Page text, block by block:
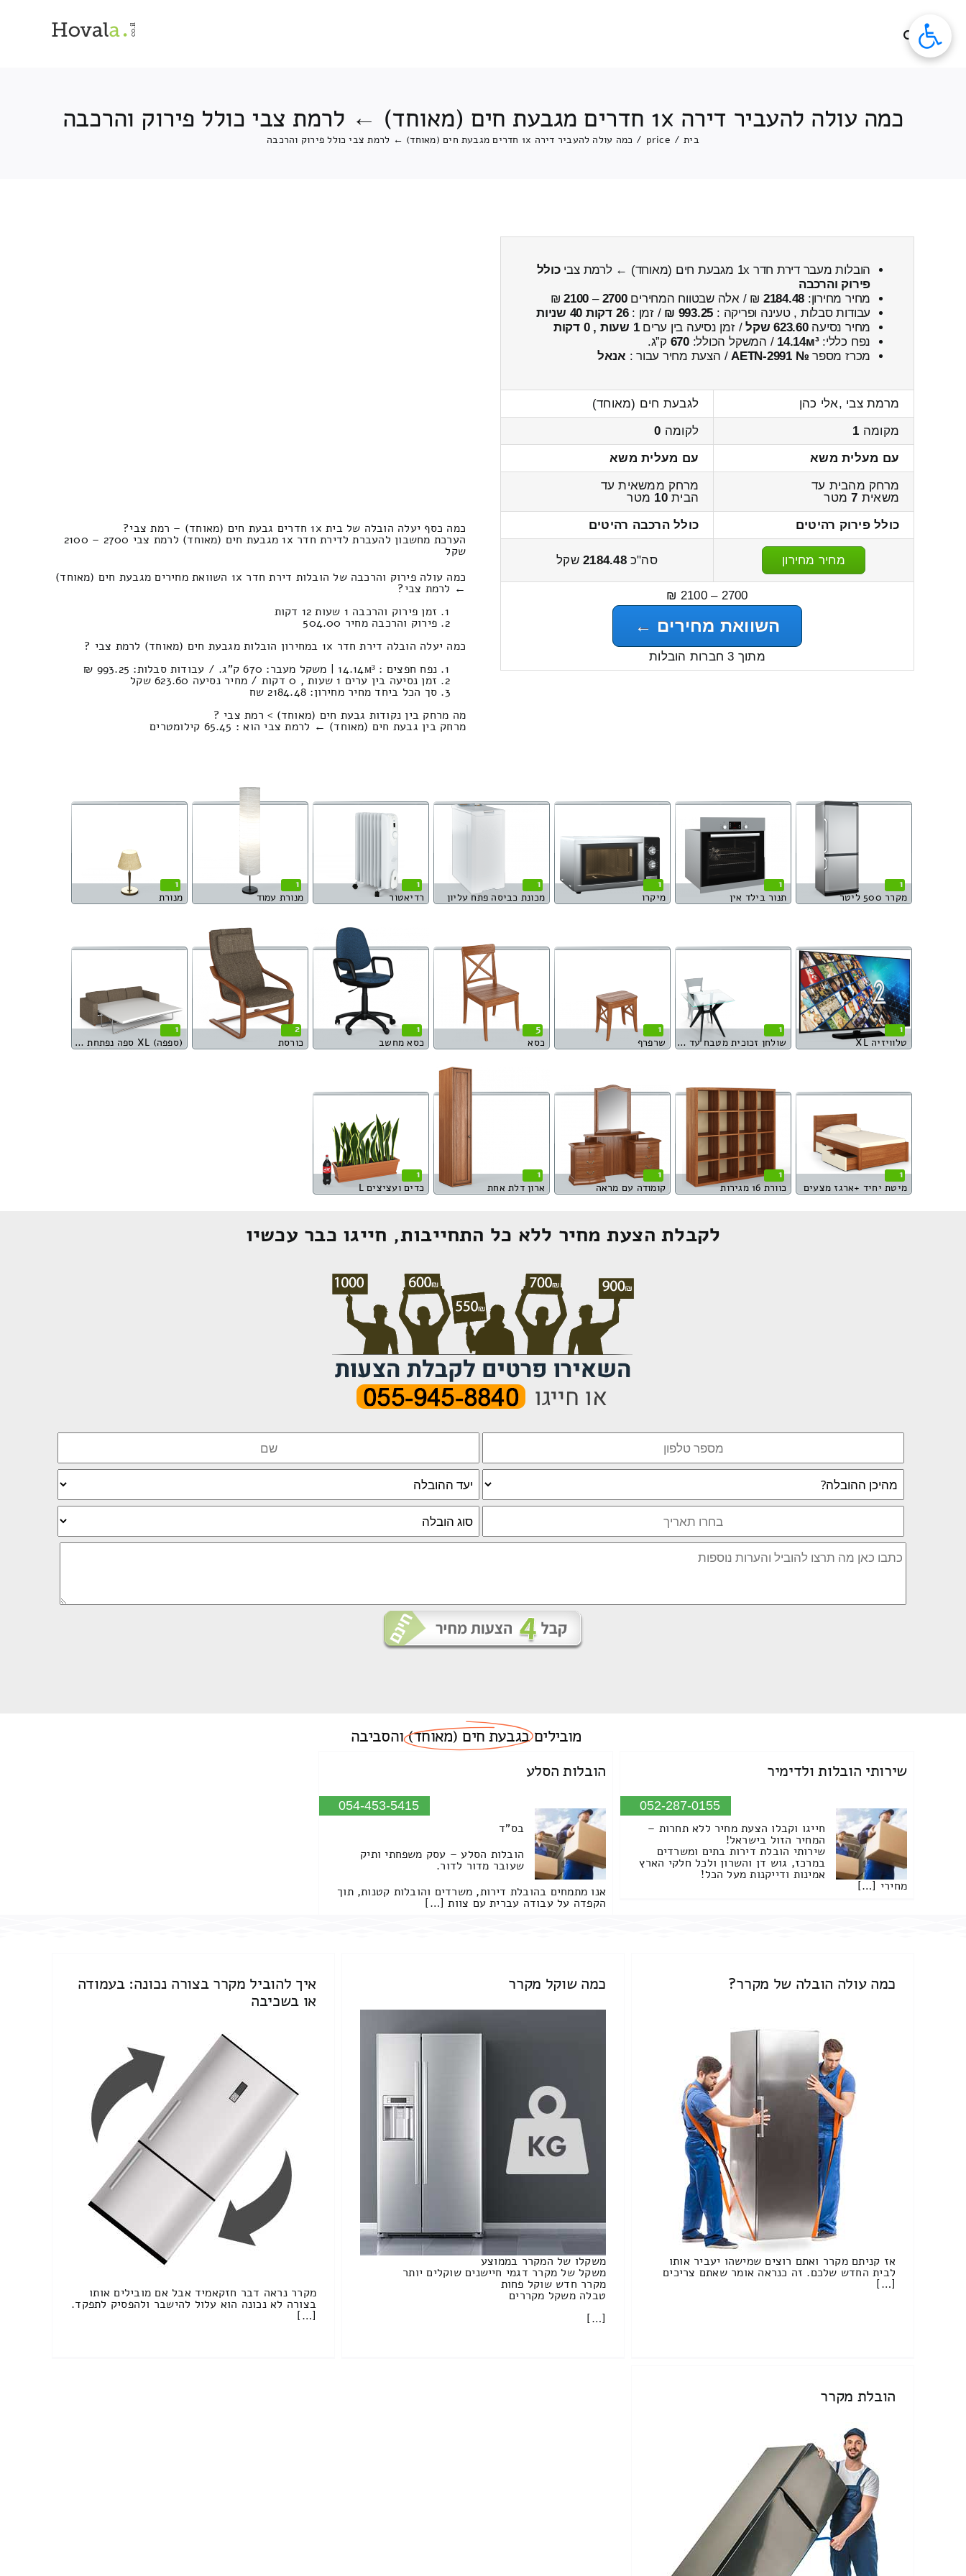
כמה עולה להעביר דירה 1x חדרים מגבעת חים (מאוחד) ← לרמת צבי כולל פירוק והרכבה
בית /
price
/ כמה עולה להעביר דירה 1x חדרים מגבעת חים (מאוחד) ← לרמת צבי כולל פירוק והרכבה
הובלות מעבר דירת חדר 1x מגבעת חים (מאוחד) ← לרמת צבי
כולל
פירוק והרכבה
מחיר מחירון: 2184.48 ₪ / אלה שבטווח המחירים2700
–
2100
₪
עבודות סבלות , טעינה ופריקה : 993.25 ₪ / זמן :26 דקות 40 שניות
מחיר נסיעה623.60 שקל / זמן נסיעה בין ערים1 שעות , 0 דקות
נפח כללי:14.14м³ / המשקל הכולל:670 ק”ג.
מכרז מספר № AETN-2991 / הצעת מחיר עבור : אנאל
מרמת צבי ,אלי כהן
לגבעת חים (מאוחד)
מקומה 1 לקומה 0
עם מעלית משא
עם מעלית משא
מרחק מהבית עד
משאית 7מטר
מרחק ממשאית עד
הבית10 מטר
כולל פירוק רהיטים
כולל הרכבה רהיטים
מחיר מחירון סה"כ2184.48שקל
2700 – 2100 ₪
השוואת מחירים ←
מתוך 3 חברות הובלות
כמה כסף יעלה הובלה של בית 1x חדרים גבעת חים (מאוחד) – רמת צבי?
הערכת מחשבון להעברת לדירת חדר 1x מגבעת חים (מאוחד) לרמת צבי 2700 – 2100
שקל
כמה עולה פירוק והרכבה של הובלות דירת חדר 1x השוואת מחירים מגבעת חים (מאוחד)
← לרמת צבי?
זמן פירוק והרכבה 1 שעות 12 דקות
פירוק והרכבה מחיר 504.00
כמה יעלה הובלה דירת חדר 1x במחירון הובלות מגבעת חים (מאוחד) לרמת צבי ?
נפח חפצים : 14.14м³ | משקל מעבר: 670 ק”ג. / עבודות סבלות: 993.25 ₪
זמן נסיעה בין ערים 1 שעות , 0 דקות / מחיר נסיעה 623.60 שקל
סך הכל ביחד מחיר מחירון: 2184.48 שח
מה מרחק בין נקודות גבעת חים (מאוחד) > רמת צבי ?
מרחק בין גבעת חים (מאוחד) ← לרמת צבי הוא : 65.45 קילומטרים
1
מקרר 500 ליטר
1
תנור בילד אין
1
מיקרו
1
מכונת כביסה פתח עליון
1
רדיאטור
1
מנורת עמוד
1
מנורת
1
טלוויזיה XL
1
שולחן זכוכית מטבח עד 4 סועדים
1
שרפרף
5
כסא
1
כסא מחשב
2
כורסת
1
(ספפה) XL ספה נפתחת למיטה
1
מיטת יחיד +ארגז מצעים
1
כוורת 16 מגירות
1
קומודה עם מראה
1
ארון דלת אחת
1
כדים ועציצים L
לקבלת הצעת מחיר ללא כל התחייבות, חייגו כבר עכשיו
מוביליםבגבעת חים (מאוחד)והסביבה
שירותי הובלות ולדימיר
052-287-0155
חייגו וקבלו הצעת מחיר ללא תחרות –
המחיר הזול בישראל!
שירותי הובלת דירות בתים ומשרדים
במרכז, גוש דן והשרון ולכל חלקי הארץ
אמינות ודייקנות מעל הכל!
מחירי […]
הובלות הסלע
054-453-5415
בס"ד
הובלות הסלע – עסק משפחתי ותיק
שעובר מדור לדור.
אנו מתמחים בהובלת דירות, משרדים והובלות קטנות, תוך
הקפדה על עבודה עברית עם צוות […]
כמה עולה הובלה של מקרר?
אז קניתם מקרר ואתם רוצים שמישהו יעביר אותו
לבית החדש שלכם. זה כנראה אומר שאתם צריכים
[…]
כמה שוקל מקרר
משקלו של המקרר בממוצע
משקל של מקרר דגמי חיישנים שוקלים יותר
מקרר חדש שוקל פחות
טבלה משקל מקררים
[…]
איך להוביל מקרר בצורה נכונה: בעמודה
או בשכיבה
מקרר נראה דבר חזקאמיד אבל אם מובילים אותו
בצורה לא נכונה הוא עלול להישבר ולהפסיק לתפקד.
[…]
הובלת מקרר